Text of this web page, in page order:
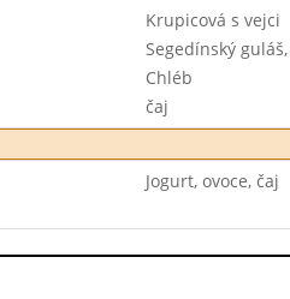
Krupicová s vejci
Segedínský guláš,
Chléb
čaj
Jogurt, ovoce, čaj